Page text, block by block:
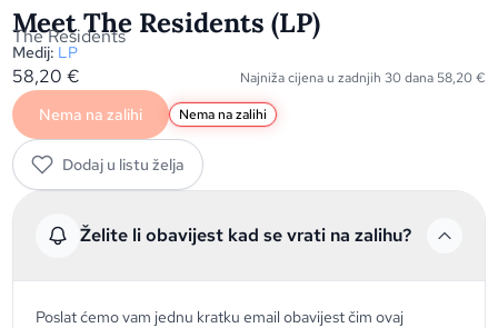
Meet The Residents (LP)
The Residents
Medij: LP
58,20€ Najniža cijena u zadnjih 30 dana 58,20€
Nema na zalihi Nema na zalihi
Dodaj u listu želja
Želite li obavijest kad se vrati na zalihu?
Poslat ćemo vam jednu kratku email obavijest čim ovaj